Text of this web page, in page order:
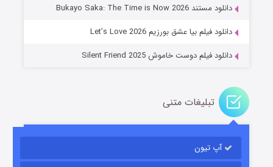
رویایی برای تو
قسمت۱۵ (دوبله) منتشر شد
دانلود مستند Bukayo Saka: The Time is Now 2026
دانلود فیلم بیا عشق بورزیم Let’s Love 2026
دانلود فیلم دوست خاموش Silent Friend 2025
تبلیغات متنی
آپ تیون